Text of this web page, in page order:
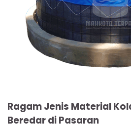
Ragam Jenis Material
Beredar di Pasaran